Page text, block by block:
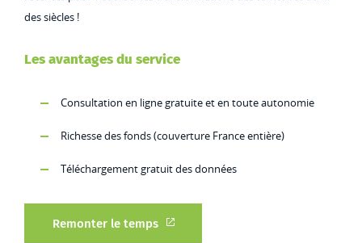
des siècles !
Les avantages du service
Consultation en ligne gratuite et en toute autonomie
Richesse des fonds (couverture France entière)
Téléchargement gratuit des données
Remonter le temps